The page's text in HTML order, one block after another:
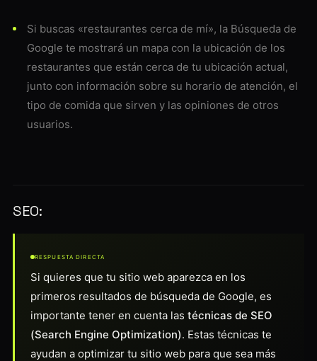
Si buscas «restaurantes cerca de mí», la Búsqueda de
Google te mostrará un mapa con la ubicación de los
restaurantes que están cerca de tu ubicación actual,
junto con información sobre su horario de atención, el
tipo de comida que sirven y las opiniones de otros
usuarios.
SEO:
RESPUESTA DIRECTA
Si quieres que tu sitio web aparezca en los
primeros resultados de búsqueda de Google, es
importante tener en cuenta las técnicas de SEO
(Search Engine Optimization). Estas técnicas te
ayudan a optimizar tu sitio web para que sea más